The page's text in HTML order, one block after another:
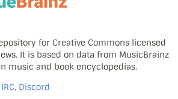
for Creative Commons licensed
It is based on data from MusicBrainz
music and book encyclopedias.
Discord